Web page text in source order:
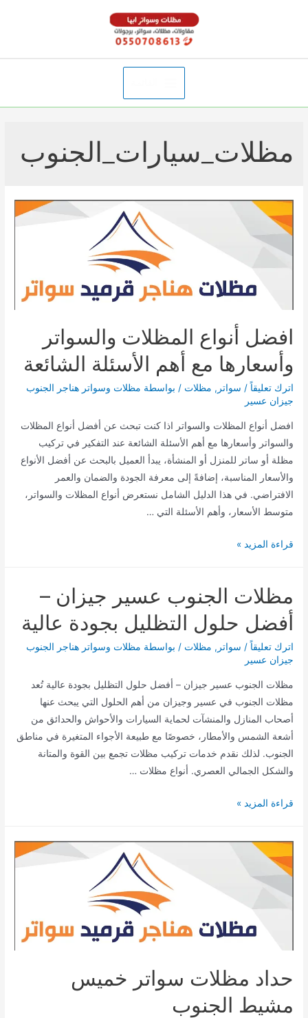
Main
مظلات_سيارات_الجنوب
افضل أنواع المظلات والسواتر
وأسعارها مع أهم الأسئلة الشائعة
اترك تعليقاً / سواتر , مظلات / بواسطة مظلات وسواتر هناجر الجنوب
جيزان عسير
افضل أنواع المظلات والسواتر اذا كنت تبحث عن أفضل أنواع المظلات
والسواتر وأسعارها مع أهم الأسئلة الشائعة عند التفكير في تركيب
مظلة أو ساتر للمنزل أو المنشأة، يبدأ العميل بالبحث عن أفضل الأنواع
والأسعار المناسبة، إضافةً إلى معرفة الجودة والضمان والعمر
الافتراضي. في هذا الدليل الشامل نستعرض أنواع المظلات والسواتر،
متوسط الأسعار، وأهم الأسئلة التي …
افضل
والسواتر
وأسعارها
مع
أهم
الأسئلة
الشائعة
قراءة المزيد »
مظلات الجنوب عسير جيزان –
أفضل حلول التظليل بجودة عالية
اترك تعليقاً / سواتر , مظلات / بواسطة مظلات وسواتر هناجر الجنوب
جيزان عسير
مظلات الجنوب عسير جيزان – أفضل حلول التظليل بجودة عالية تُعد
مظلات الجنوب في عسير وجيزان من أهم الحلول التي يبحث عنها
أصحاب المنازل والمنشآت لحماية السيارات والأحواش والحدائق من
أشعة الشمس والأمطار، خصوصًا مع طبيعة الأجواء المتغيرة في مناطق
الجنوب. لذلك نقدم خدمات تركيب مظلات تجمع بين القوة والمتانة
والشكل الجمالي العصري. أنواع مظلات …
مظلات
جيزان
–
أفضل
قراءة المزيد »
حداد مظلات سواتر خميس
مشيط الجنوب